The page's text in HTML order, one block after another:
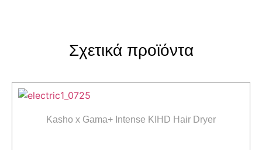
Σχετικά προϊόντα
Kasho x Gama+ Intense KIHD Hair Dryer